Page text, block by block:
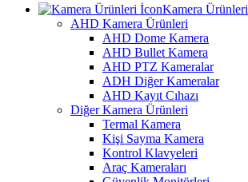
Kamera Ürünleri
AHD Kamera Ürünleri
AHD Dome Kamera
AHD Bullet Kamera
AHD PTZ Kameralar
ADH Diğer Kameralar
AHD Kayıt Cıhazı
Diğer Kamera Ürünleri
Termal Kamera
Kişi Sayma Kamera
Kontrol Klavyeleri
Araç Kameraları